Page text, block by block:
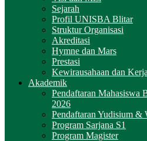
Sejarah
Profil UNISBA Blitar
Struktur Organisasi
Akreditasi
Hymne dan Mars
Prestasi
Kewirausahaan dan
Akademik
Pendaftaran Mahasiswa
2026
Pendaftaran Yudisium &
Program Sarjana S1
Program Magister